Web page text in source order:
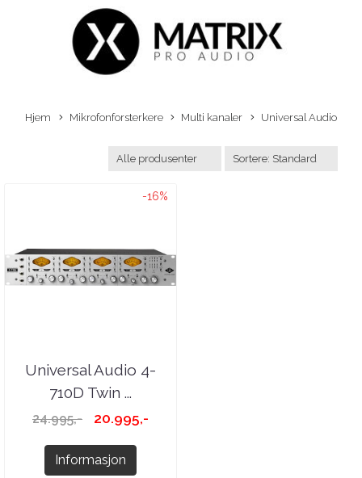
Hjem Mikrofonforsterkere Multi kanaler Universal Audio
-16%
Universal Audio 4-
710D Twin ...
24.995,- 20.995,-
Informasjon